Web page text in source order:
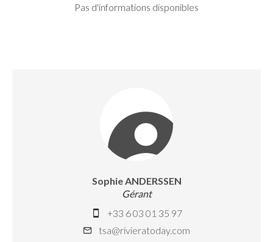
Pas d'informations disponibles
Sophie ANDERSSEN
Gérant
+33 6 03 01 35 97
tsa@rivieratoday.com